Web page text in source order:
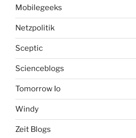
Mobilegeeks
Netzpolitik
Sceptic
Scienceblogs
Tomorrow Io
Windy
Zeit Blogs